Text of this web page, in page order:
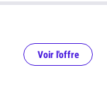
Voir l'offre